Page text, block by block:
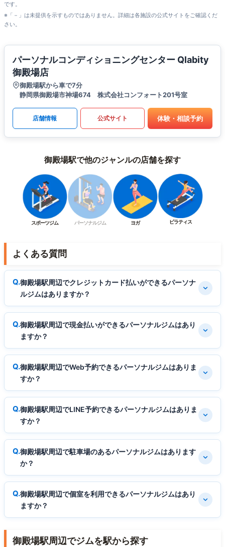
です。
※「－」は未提供を示すものではありません。詳細は各施設の公式サイトをご確認くだ
さい。
パーソナルコンディショニングセンター Qlabity
御殿場店
御殿場駅から車で7分
静岡県御殿場市神場674 株式会社コンフォート201号室
店舗情報 公式サイト 体験・相談予約
御殿場駅で他のジャンルの店舗を探す
スポーツジム パーソナルジム ヨガ ピラティス
よくある質問
御殿場駅周辺でクレジットカード払いができるパーソナ
ルジムはありますか？
御殿場駅周辺で現金払いができるパーソナルジムはあり
ますか？
御殿場駅周辺でWeb予約できるパーソナルジムはありま
すか？
御殿場駅周辺でLINE予約できるパーソナルジムはありま
すか？
御殿場駅周辺で駐車場のあるパーソナルジムはあります
か？
御殿場駅周辺で個室を利用できるパーソナルジムはあり
ますか？
御殿場駅周辺でジムを駅から探す